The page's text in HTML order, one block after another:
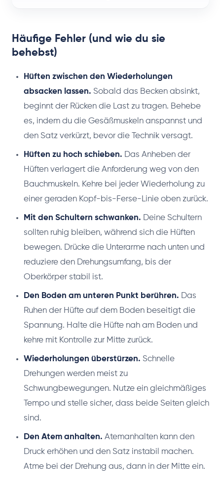
Häufige Fehler (und wie du sie
behebst)
Hüften zwischen den Wiederholungen
absacken lassen. Sobald das Becken absinkt,
beginnt der Rücken die Last zu tragen. Behebe
es, indem du die Gesäßmuskeln anspannst und
den Satz verkürzt, bevor die Technik versagt.
Hüften zu hoch schieben. Das Anheben der
Hüften verlagert die Anforderung weg von den
Bauchmuskeln. Kehre bei jeder Wiederholung zu
einer geraden Kopf-bis-Ferse-Linie oben zurück.
Mit den Schultern schwanken. Deine Schultern
sollten ruhig bleiben, während sich die Hüften
bewegen. Drücke die Unterarme nach unten und
reduziere den Drehungsumfang, bis der
Oberkörper stabil ist.
Den Boden am unteren Punkt berühren. Das
Ruhen der Hüfte auf dem Boden beseitigt die
Spannung. Halte die Hüfte nah am Boden und
kehre mit Kontrolle zur Mitte zurück.
Wiederholungen überstürzen. Schnelle
Drehungen werden meist zu
Schwungbewegungen. Nutze ein gleichmäßiges
Tempo und stelle sicher, dass beide Seiten gleich
sind.
Den Atem anhalten. Atemanhalten kann den
Druck erhöhen und den Satz instabil machen.
Atme bei der Drehung aus, dann in der Mitte ein.